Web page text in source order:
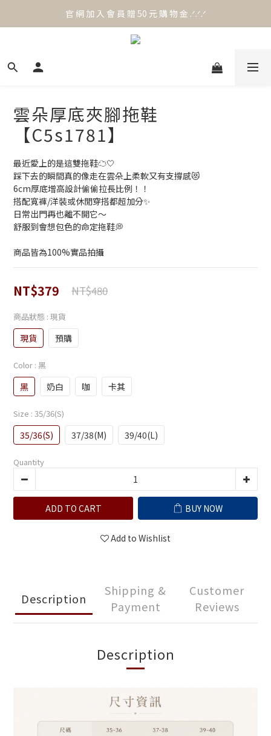
官 網 加 入 會 員 贈 50 元 購 物 金 .ᐟ.ᐟ.ᐟ
官 網 加 入 會 員 贈 50 元 購 物 金 .ᐟ.ᐟ.ᐟ
⟡.·*. 滿 NT.1000 免 運 費 ꔛ♡
雲朵厚底夾腳拖鞋
【C5s1781】
最近愛上的是這雙拖鞋☁️🤍
踩下去的瞬間真的像走在雲朵上柔軟又有支撐感😻
6cm厚底增高設計偷偷拉長比例！！
搭配寬褲/洋裝或休閒穿搭都超加分✨
日常出門再也離不開它～
舒服到會想包色的命定拖鞋💭
商品皆為100%實品拍攝
NT$379 NT$480
商品狀態 : 現貨
現貨 預購
Color : 黑
黑 奶白 咖 卡其
Size : 35/36(S)
35/36(S) 37/38(M) 39/40(L)
Quantity
ADD TO CART BUY NOW
Add to Wishlist
Description
Shipping &
Payment
Customer
Reviews
Description